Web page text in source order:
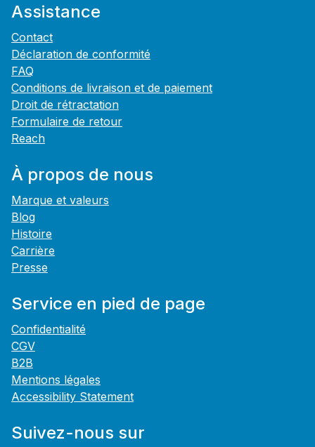
Assistance
Contact
Déclaration de conformité
FAQ
Conditions de livraison et de paiement
Droit de rétractation
Formulaire de retour
Reach
À propos de nous
Marque et valeurs
Blog
Histoire
Carrière
Presse
Service en pied de page
Confidentialité
CGV
B2B
Mentions légales
Accessibility Statement
Suivez-nous sur